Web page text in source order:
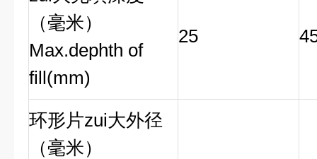
（毫米）
Max.dephth of
fill(mm)
25
环形片zui大外径
（毫米）